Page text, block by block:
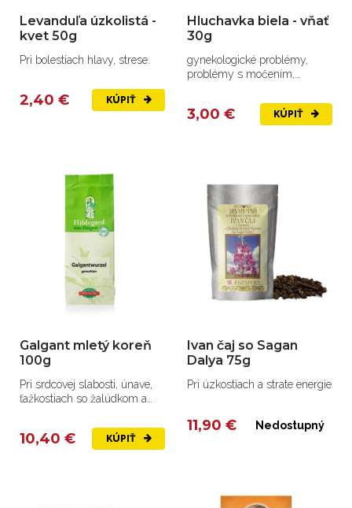
Levanduľa úzkolistá -
kvet 50g
Pri bolestiach hlavy, strese.
2,40 € KÚPIŤ
Hluchavka biela - vňať
30g
gynekologické problémy,
problémy s močením,
3,00 € KÚPIŤ
Galgant mletý koreň
100g
Pri srdcovej slabosti, únave,
ťažkostiach so žalúdkom a
10,40 € KÚPIŤ
Ivan čaj so Sagan
Dalya 75g
Pri úzkostiach a strate energie
11,90 € Nedostupný